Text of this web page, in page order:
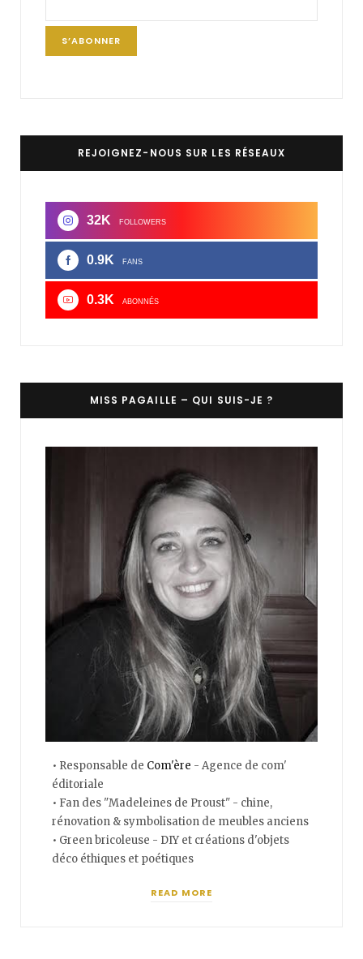
REJOIGNEZ-NOUS SUR LES RÉSEAUX
32K FOLLOWERS
0.9K FANS
0.3K ABONNÉS
MISS PAGAILLE – QUI SUIS-JE ?
• Responsable de Com'ère - Agence de com'
éditoriale
• Fan des "Madeleines de Proust" - chine,
rénovation & symbolisation de meubles anciens
• Green bricoleuse - DIY et créations d'objets
déco éthiques et poétiques
READ MORE